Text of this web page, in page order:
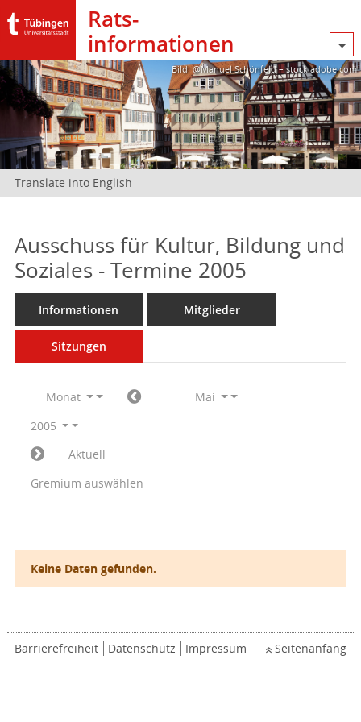
Rats­
informationen
Bild: @Manuel Schönfeld – stock.adobe.com
Translate into English
Ausschuss für Kultur, Bildung und
Soziales - Termine 2005
Informationen Mitglieder
Sitzungen
Monat
Mai
2005
Aktuell
Gremium auswählen
Keine Daten gefunden.
Barrierefreiheit Datenschutz Impressum Seitenanfang